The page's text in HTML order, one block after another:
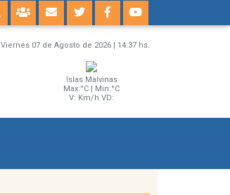
Viernes 07 de Agosto de 2026 | 14:37 hs.
Islas Malvinas
Max:°C | Min:°C
V: Km/h VD: